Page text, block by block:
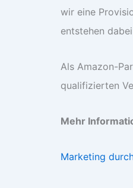
wir eine
entstehen
Als Amazon-
qualifizierten
Mehr
Marketing